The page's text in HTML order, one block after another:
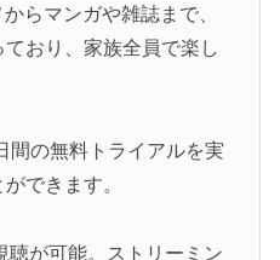
らマンガや雑誌まで、
おり、家族全員で楽し
間の無料トライアルを実
できます。
聴が可能。ストリーミン